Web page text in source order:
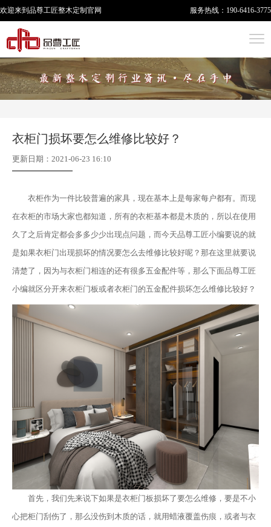
欢迎来到品尊工匠整木定制 官网 服务热线： 190-6416-3775
衣柜门损坏要怎么维修比较好？
更新日期：2021-06-23 16:10
衣柜作为一件比较普遍的家具，现在基本上是每家每户都有。而现
在衣柜的市场大家也都知道，所有的衣柜基本都是木质的，所以在使用
久了之后肯定都会多多少少出现点问题，而今天品尊工匠小编要说的就
是如果衣柜门出现损坏的情况要怎么去维修比较好呢？那在这里就要说
清楚了，因为与衣柜门相连的还有很多五金配件等，那么下面品尊工匠
小编就区分开来衣柜门板或者衣柜门的五金配件损坏怎么维修比较好？
首先，我们先来说下如果是衣柜门板损坏了要怎么维修，要是不小
心把柜门刮伤了，那么没伤到木质的话，就用蜡液覆盖伤痕，或者与衣